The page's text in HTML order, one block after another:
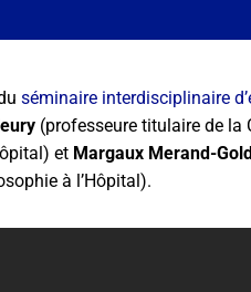
séminaire interdisciplinaire
(professeure titulaire de la
et Margaux Merand-
à l’Hôpital).